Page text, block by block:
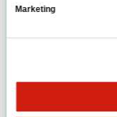
Marketing